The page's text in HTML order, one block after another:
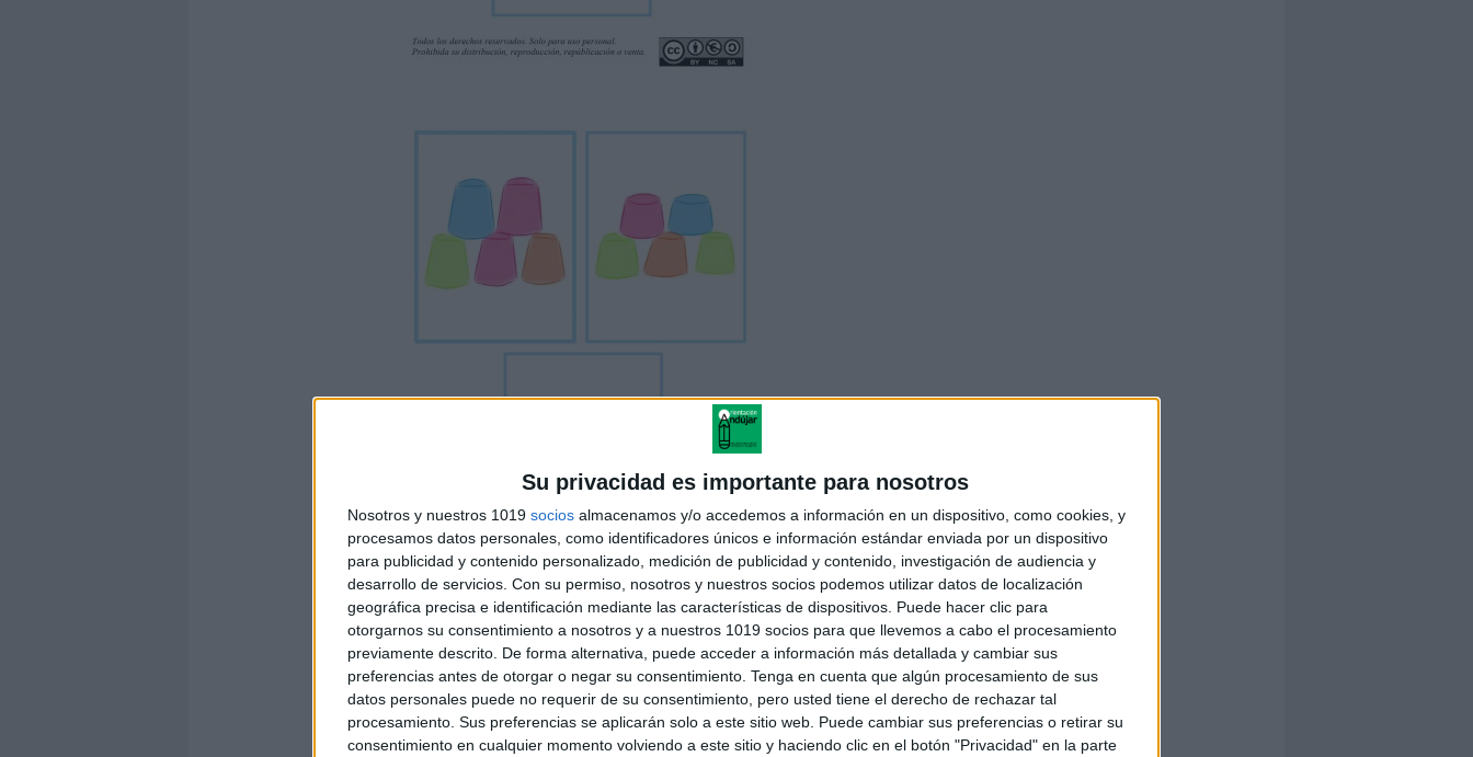
Su privacidad es importante para nosotros
Nosotros y nuestros 1019 socios almacenamos y/o accedemos a información en un dispositivo, como cookies, y
procesamos datos personales, como identificadores únicos e información estándar enviada por un dispositivo
para publicidad y contenido personalizado, medición de publicidad y contenido, investigación de audiencia y
desarrollo de servicios. Con su permiso, nosotros y nuestros socios podemos utilizar datos de localización
geográfica precisa e identificación mediante las características de dispositivos. Puede hacer clic para
otorgarnos su consentimiento a nosotros y a nuestros 1019 socios para que llevemos a cabo el procesamiento
previamente descrito. De forma alternativa, puede acceder a información más detallada y cambiar sus
preferencias antes de otorgar o negar su consentimiento. Tenga en cuenta que algún procesamiento de sus
datos personales puede no requerir de su consentimiento, pero usted tiene el derecho de rechazar tal
procesamiento. Sus preferencias se aplicarán solo a este sitio web. Puede cambiar sus preferencias o retirar su
consentimiento en cualquier momento volviendo a este sitio y haciendo clic en el botón "Privacidad" en la parte